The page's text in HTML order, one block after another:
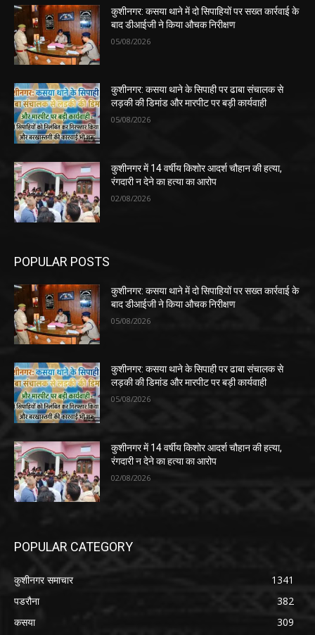
कुशीनगर: कसया थाने में दो सिपाहियों पर सख्त कार्रवाई के
बाद डीआईजी ने किया औचक निरीक्षण
05/08/2026
कुशीनगर: कसया थाने के सिपाही पर ढाबा संचालक से
लड़की की डिमांड और मारपीट पर बड़ी कार्यवाही
05/08/2026
कुशीनगर में 14 वर्षीय किशोर आदर्श चौहान की हत्या,
रंगदारी न देने का हत्या का आरोप
02/08/2026
POPULAR POSTS
कुशीनगर: कसया थाने में दो सिपाहियों पर सख्त कार्रवाई के
बाद डीआईजी ने किया औचक निरीक्षण
05/08/2026
कुशीनगर: कसया थाने के सिपाही पर ढाबा संचालक से
लड़की की डिमांड और मारपीट पर बड़ी कार्यवाही
05/08/2026
कुशीनगर में 14 वर्षीय किशोर आदर्श चौहान की हत्या,
रंगदारी न देने का हत्या का आरोप
02/08/2026
POPULAR CATEGORY
कुशीनगर समाचार
1341
पडरौना
382
कसया
309